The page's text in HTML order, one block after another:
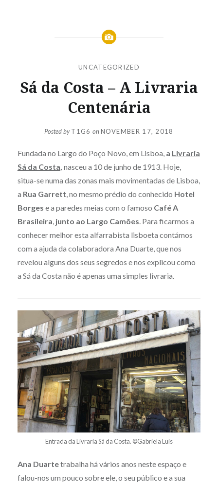
UNCATEGORIZED
Sá da Costa – A Livraria
Centenária
Posted byT1G6 onNOVEMBER 17, 2018
Fundada no Largo do Poço Novo, em Lisboa,a Livraria
Sá da Costa, nasceu a 10 de junho de 1913. Hoje,
situa-se numa das zonas mais movimentadas de Lisboa,
a Rua Garrett, no mesmo prédio do conhecido Hotel
Borges e a paredes meias com o famoso CaféA
Brasileira, junto ao Largo Camões. Para ficarmos a
conhecer melhor esta alfarrabista lisboeta contámos
com a ajuda da colaboradora Ana Duarte, que nos
revelou alguns dos seus segredos e nos explicou como
a Sá da Costa não é apenas uma simples livraria.
Entrada da Livraria Sá da Costa. ©Gabriela Luís
Ana Duartetrabalha há vários anos neste espaço e
falou-nos um pouco sobre ele, o seu público e a sua